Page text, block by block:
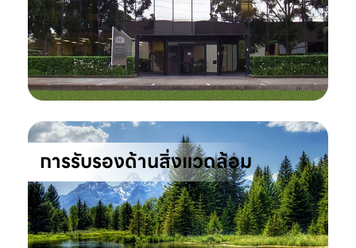
การรับรองด้านสิ่งแวดล้อม